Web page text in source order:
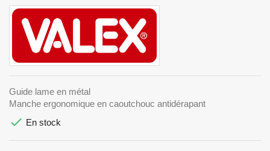
Guide lame en métal
Manche ergonomique en caoutchouc antidérapant
 En stock